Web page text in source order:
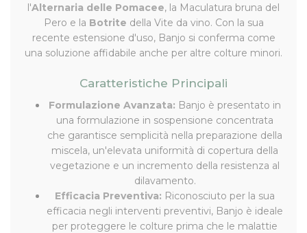
l'Alternaria delle Pomacee, la Maculatura bruna del
Pero e la Botrite della Vite da vino. Con la sua
recente estensione d'uso, Banjo si conferma come
una soluzione affidabile anche per altre colture minori.
Caratteristiche Principali
Formulazione Avanzata: Banjo è presentato in
una formulazione in sospensione concentrata
che garantisce semplicità nella preparazione della
miscela, un'elevata uniformità di copertura della
vegetazione e un incremento della resistenza al
dilavamento.
Efficacia Preventiva: Riconosciuto per la sua
efficacia negli interventi preventivi, Banjo è ideale
per proteggere le colture prima che le malattie